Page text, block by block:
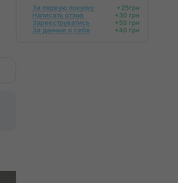
За первую покупку
+25грн
Написать отзыв
+30 грн
Зареєструватись
+50 грн
За данные о себе
+40 грн